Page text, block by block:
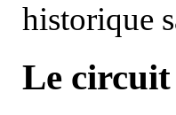
historique
Le circuit